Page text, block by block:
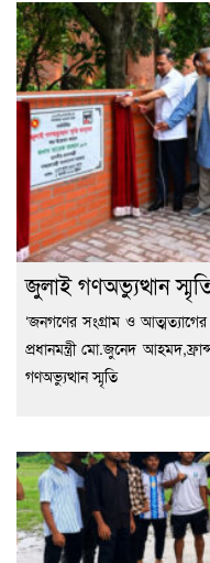
জুলাই গণঅভ্যুত্থান
‘জনগণের সংগ্রাম ও
প্রধানমন্ত্রী মো.জুনেদ
গণঅভ্যুত্থান স্মৃতি